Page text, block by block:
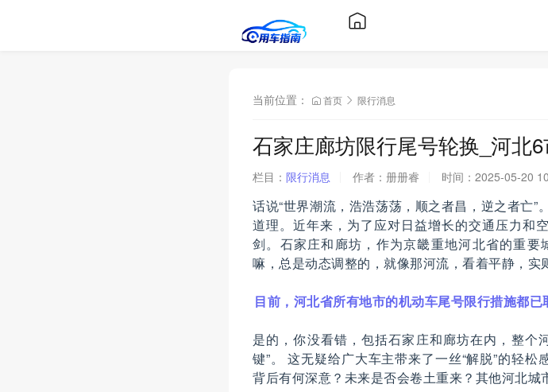
当前位置： 首页 限行消息
石家庄廊坊限行尾号轮换_河北
栏目： 限行消息 作者： 册册睿 时间： 2025-05-20
话说“世界潮流，浩浩荡荡，顺之者昌，逆之者亡
道理。近年来，为了应对日益增长的交通压力和
剑。石家庄和廊坊，作为京畿重地河北省的重
嘛，总是动态调整的，就像那河流，看着平静，实
目前，河北省所有地市的机动车尾号限行措施都已
是的，你没看错，包括石家庄和廊坊在内，整个
键”。 这无疑给广大车主带来了一丝“解脱”的轻
背后有何深意？未来是否会卷土重来？其他河北城